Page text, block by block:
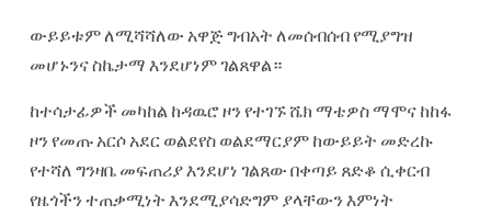
ውይይቱም ለሚሻሻለው አዋጅ ግብአት ለመሰብሰብ የሚያግዝ
መሆኑንና ስኬታማ እንደሆነም ገልጸዋል።
ከተሳታፊዎች መካከል ከዳዉሮ ዞን የተገኙ ሼክ ማቴዎስ ማሞና ከከፋ
ዞን የመጡ አርሶ አደር ወልደየስ ወልደማርያም ከውይይት መድረኩ
የተሻለ ግንዛቤ መፍጠሪያ እንደሆነ ገልጸው በቀጣይ ጸድቆ ሲቀርብ
የዜጎችን ተጠቃሚነት እንደሚያሳድግም ያላቸውን እምነት